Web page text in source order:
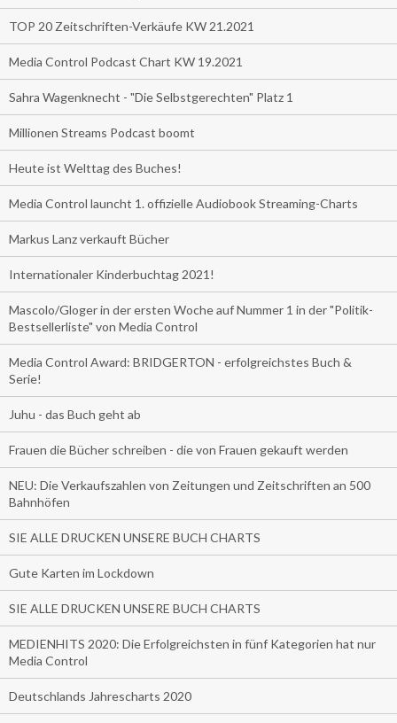
TOP 20 Zeitschriften-Verkäufe KW 21.2021
Media Control Podcast Chart KW 19.2021
Sahra Wagenknecht - "Die Selbstgerechten" Platz 1
Millionen Streams Podcast boomt
Heute ist Welttag des Buches!
Media Control launcht 1. offizielle Audiobook Streaming-Charts
Markus Lanz verkauft Bücher
Internationaler Kinderbuchtag 2021!
Mascolo/Gloger in der ersten Woche auf Nummer 1 in der "Politik-
Bestsellerliste" von Media Control
Media Control Award: BRIDGERTON - erfolgreichstes Buch &
Serie!
Juhu - das Buch geht ab
Frauen die Bücher schreiben - die von Frauen gekauft werden
NEU: Die Verkaufszahlen von Zeitungen und Zeitschriften an 500
Bahnhöfen
SIE ALLE DRUCKEN UNSERE BUCH CHARTS
Gute Karten im Lockdown
SIE ALLE DRUCKEN UNSERE BUCH CHARTS
MEDIENHITS 2020: Die Erfolgreichsten in fünf Kategorien hat nur
Media Control
Deutschlands Jahrescharts 2020